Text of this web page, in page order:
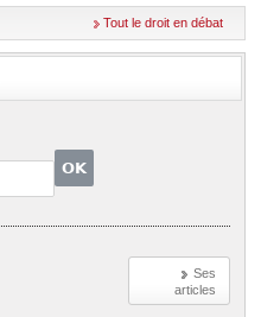
Tout le droit en débat
Ses
articles